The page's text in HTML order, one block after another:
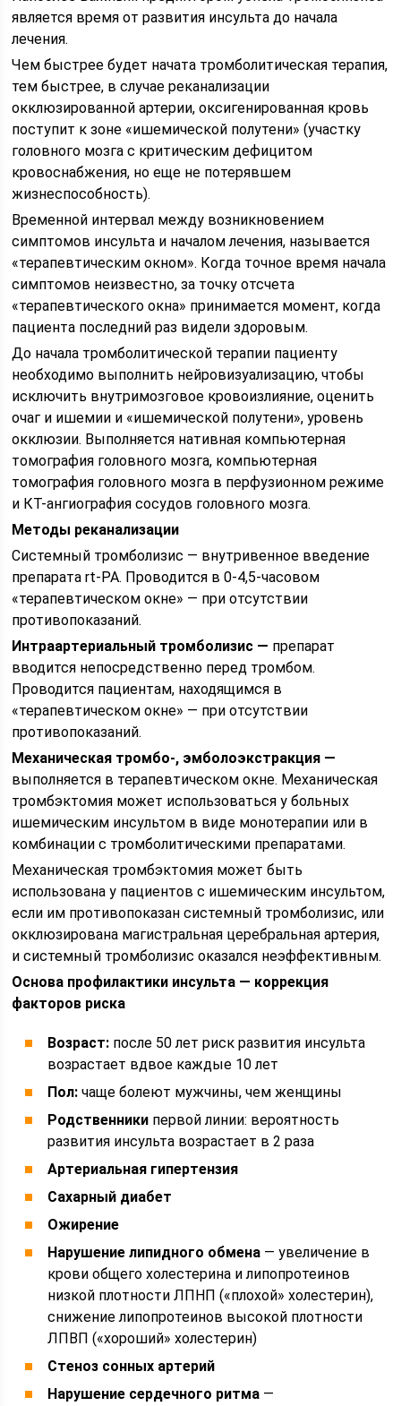
является время от развития инсульта до начала
лечения.
Чем быстрее будет начата тромболитическая терапия,
тем быстрее, в случае реканализации
окклюзированной артерии, оксигенированная кровь
поступит к зоне «ишемической полутени» (участку
головного мозга с критическим дефицитом
кровоснабжения, но еще не потерявшем
жизнеспособность).
Временной интервал между возникновением
симптомов инсульта и началом лечения, называется
«терапевтическим окном». Когда точное время начала
симптомов неизвестно, за точку отсчета
«терапевтического окна» принимается момент, когда
пациента последний раз видели здоровым.
До начала тромболитической терапии пациенту
необходимо выполнить нейровизуализацию, чтобы
исключить внутримозговое кровоизлияние, оценить
очаг и ишемии и «ишемической полутени», уровень
окклюзии. Выполняется нативная компьютерная
томография головного мозга, компьютерная
томография головного мозга в перфузионном режиме
и КТ-ангиография сосудов головного мозга.
Методы реканализации
Системный тромболизис — внутривенное введение
препарата rt-PA. Проводится в 0-4,5-часовом
«терапевтическом окне» — при отсутствии
противопоказаний.
Интраартериальный тромболизис — препарат
вводится непосредственно перед тромбом.
Проводится пациентам, находящимся в
«терапевтическом окне» — при отсутствии
противопоказаний.
Механическая тромбо-, эмболоэкстракция —
выполняется в терапевтическом окне. Механическая
тромбэктомия может использоваться у больных
ишемическим инсультом в виде монотерапии или в
комбинации с тромболитическими препаратами.
Механическая тромбэктомия может быть
использована у пациентов с ишемическим инсультом,
если им противопоказан системный тромболизис, или
окклюзирована магистральная церебральная артерия,
и системный тромболизис оказался неэффективным.
Основа профилактики инсульта — коррекция
факторов риска
Возраст: после 50 лет риск развития инсульта
возрастает вдвое каждые 10 лет
Пол: чаще болеют мужчины, чем женщины
Родственники первой линии: вероятность
развития инсульта возрастает в 2 раза
Артериальная гипертензия
Сахарный диабет
Ожирение
Нарушение липидного обмена — увеличение в
крови общего холестерина и липопротеинов
низкой плотности ЛПНП («плохой» холестерин),
снижение липопротеинов высокой плотности
ЛПВП («хороший» холестерин)
Стеноз сонных артерий
Нарушение сердечного ритма —